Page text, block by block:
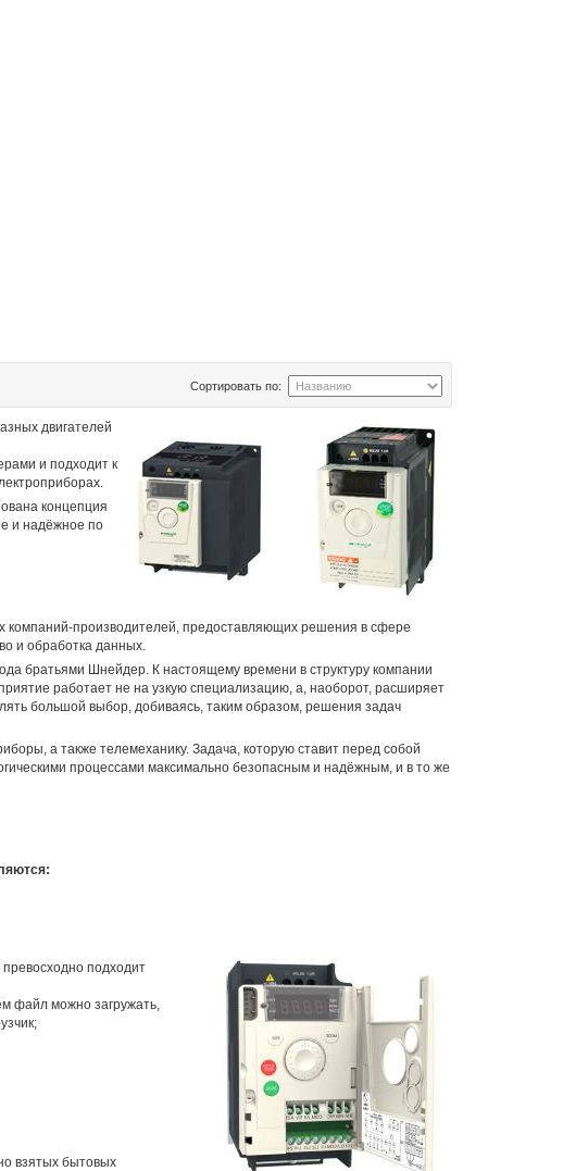
Сортировать по:
двигателей
и подходит к
концепция
и надёжное по
компаний-производителей, предоставляющих решения в сфере
и обработка данных.
братьями Шнейдер. К настоящему времени в структуру компании
работает не на узкую специализацию, а, наоборот, расширяет
большой выбор, добиваясь, таким образом, решения задач
а также телемеханику. Задача, которую ставит перед собой
процессами максимально безопасным и надёжным, и в то же
подходит
файл можно загружать,
взятых бытовых